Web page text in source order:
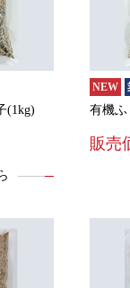
(1kg)
NEW
有機
販売